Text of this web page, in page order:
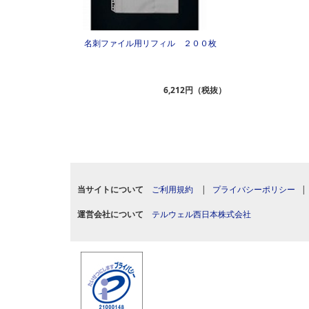
名刺ファイル用リフィル ２００枚
6,212円（税抜）
当サイトについて ご利用規約 | プライバシーポリシー |
運営会社について テルウェル西日本株式会社